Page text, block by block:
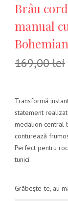
Brâu
manual
169,00lei
Transformă
statement
medalion central
conturează
Perfect pentru
tunici.
Grăbește-te, au